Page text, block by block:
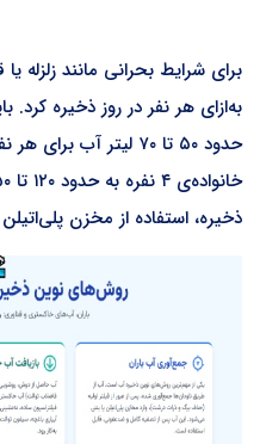
حدود ۵۰ تا ۷۰ لیتر آب
ذخیره، استفاده از مخزن پلی‌اتیلن Food Grade است.